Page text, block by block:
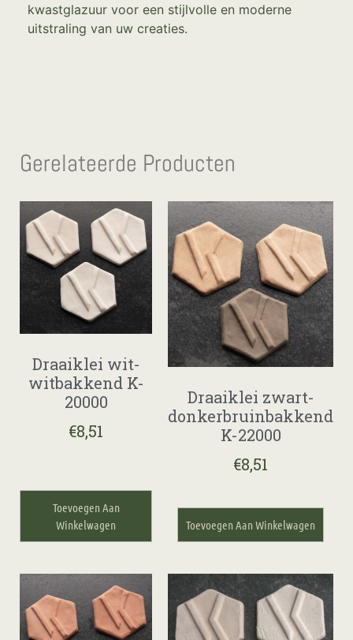
kwastglazuur voor een stijlvolle en moderne
uitstraling van uw creaties.
Gerelateerde Producten
Draaiklei wit-
witbakkend K-
20000
€8,51
Toevoegen Aan
Winkelwagen
Draaiklei zwart-
donkerbruinbakkend
K-22000
€8,51
Toevoegen Aan Winkelwagen